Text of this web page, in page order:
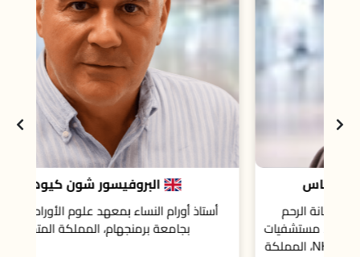
البروفيسور شون كيوهو
أستاذ أورام النساء بمعهد علوم الأورام والجينوم
بجامعة برمنجهام، المملكة المتحدة